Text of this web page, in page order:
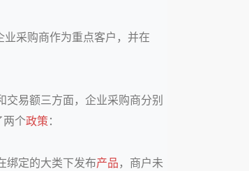
采购商作为重点客户，并在
交易额三方面，企业采购商分别
两个政策：
绑定的大类下发布产品，商户未